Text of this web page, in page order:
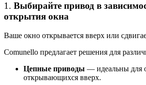
1. Выбирайте привод в
открытия окна
Ваше окно открывается вверх или
Comunello предлагает решения для
Цепные приводы — идеальны для
открывающихся вверх.